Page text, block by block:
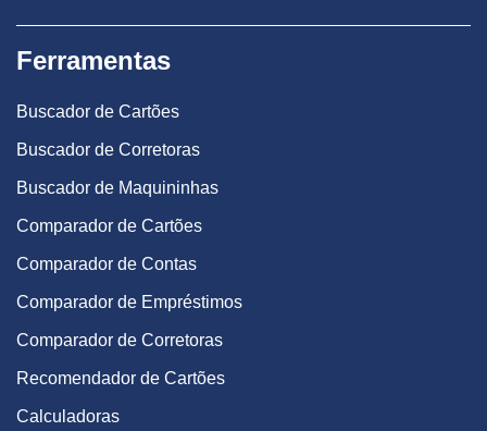
Ferramentas
Buscador de Cartões
Buscador de Corretoras
Buscador de Maquininhas
Comparador de Cartões
Comparador de Contas
Comparador de Empréstimos
Comparador de Corretoras
Recomendador de Cartões
Calculadoras